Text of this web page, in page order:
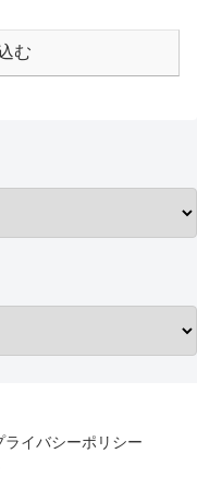
む
ライバシーポリシー